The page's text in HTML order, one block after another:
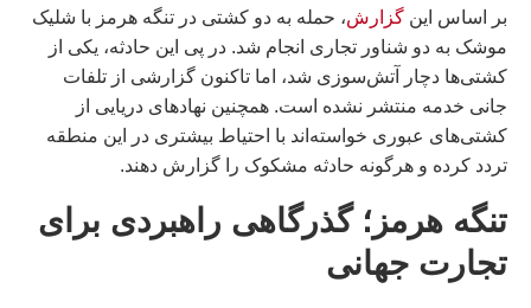
بر اساس این گزارش، حمله به دو کشتی در تنگه هرمز با شلیک
موشک به دو شناور تجاری انجام شد. در پی این حادثه، یکی از
کشتی‌ها دچار آتش‌سوزی شد، اما تاکنون گزارشی از تلفات
جانی خدمه منتشر نشده است. همچنین نهادهای دریایی از
کشتی‌های عبوری خواسته‌اند با احتیاط بیشتری در این منطقه
تردد کرده و هرگونه حادثه مشکوک را گزارش دهند.
تنگه هرمز؛ گذرگاهی راهبردی برای
تجارت جهانی